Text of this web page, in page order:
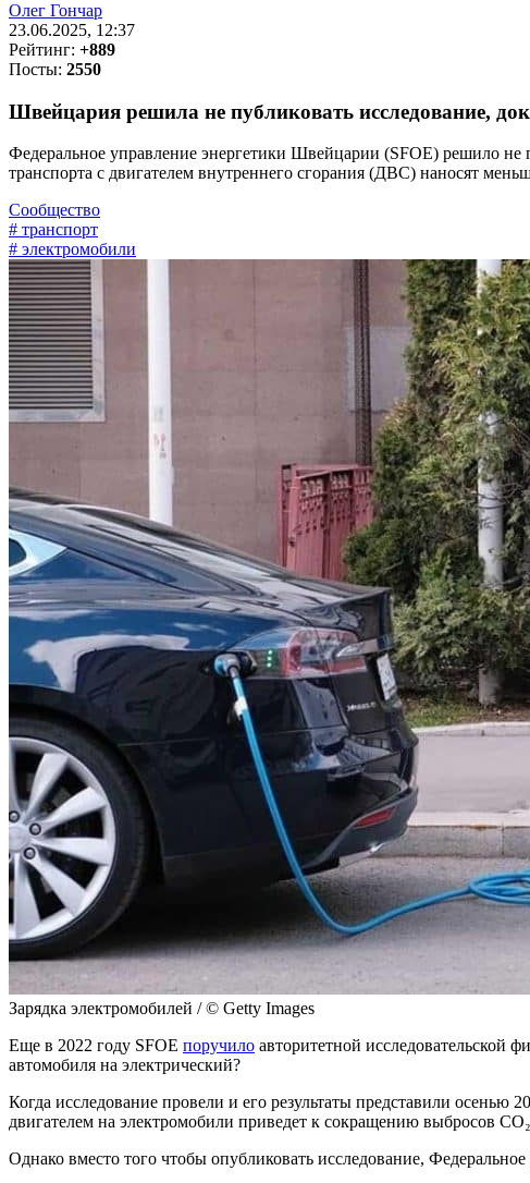
Олег Гончар
23.06.2025, 12:37
Рейтинг: +889
Посты: 2550
Швейцария решила не публиковать исследование,
Федеральное управление энергетики Швейцарии (SFOE) решило не
транспорта с двигателем внутреннего сгорания (ДВС) наносят
Сообщество
# транспорт
# электромобили
Зарядка электромобилей / © Getty Images
Еще в 2022 году SFOE поручило авторитетной исследовательской
автомобиля на электрический?
Когда исследование провели и его результаты представили
двигателем на электромобили приведет к сокращению выбросов
Однако вместо того чтобы опубликовать исследование,